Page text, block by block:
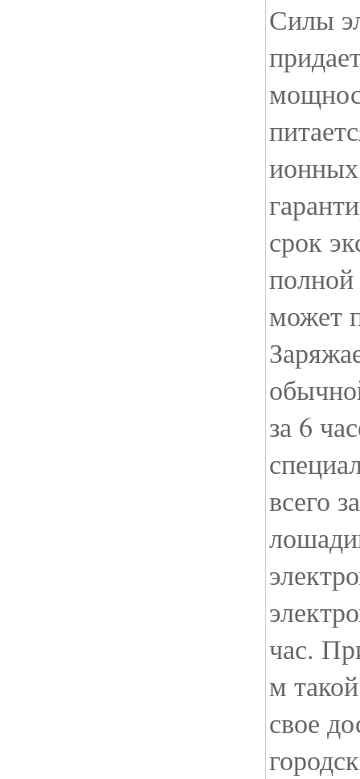
Силы
ионных
срок
полной
может
за 6
всего
час.
м
свое